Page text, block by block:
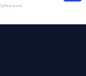
1,200,000